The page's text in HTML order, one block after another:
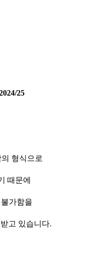
25
형식으로
때문에
가함을
고 있습니다.